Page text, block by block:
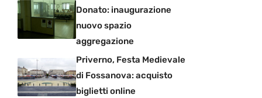
Donato: inaugurazione
nuovo spazio
aggregazione
Priverno, Festa Medievale
di Fossanova: acquisto
biglietti online